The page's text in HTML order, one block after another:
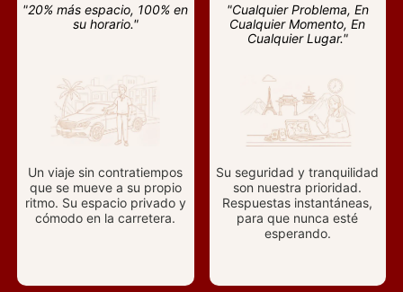
"20% más espacio, 100% en
su horario."
Un viaje sin contratiempos
que se mueve a su propio
ritmo. Su espacio privado y
cómodo en la carretera.
"Cualquier Problema, En
Cualquier Momento, En
Cualquier Lugar."
Su seguridad y tranquilidad
son nuestra prioridad.
Respuestas instantáneas,
para que nunca esté
esperando.